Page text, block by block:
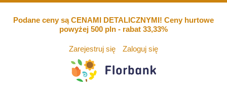
Podane ceny są CENAMI DETALICZNYMI! Ceny hurtowe
powyżej 500 pln - rabat 33,33%
Zarejestruj się Zaloguj się